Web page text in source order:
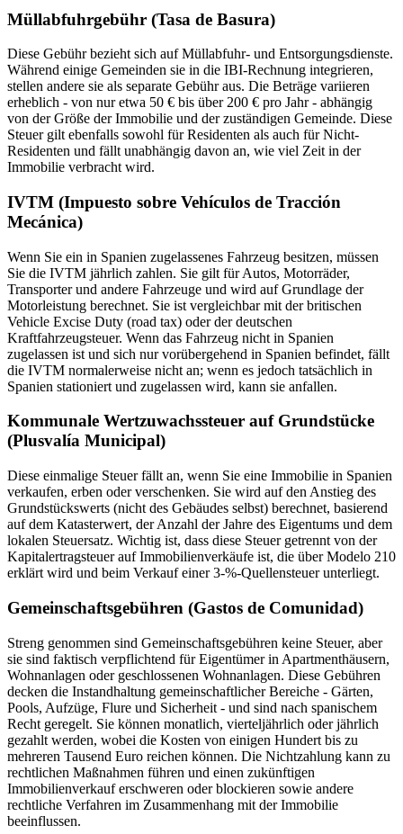
Müllabfuhrgebühr (Tasa de Basura)
Diese Gebühr bezieht sich aufMüllabfuhr- und Entsorgungsdienste.
Während einige Gemeinden sie in die IBI-Rechnung integrieren,
stellen andere sie als separate Gebühr aus. Die Beträge variieren
erheblich - von nur etwa 50 € bis über 200 € pro Jahr - abhängig
von der Größe der Immobilie und der zuständigen Gemeinde. Diese
Steuer gilt ebenfalls sowohl für Residenten als auch für Nicht-
Residenten und fällt unabhängig davon an, wie viel Zeit in der
Immobilie verbracht wird.
IVTM (Impuesto sobre Vehículos de Tracción
Mecánica)
Wenn Sie ein in Spanien zugelassenes Fahrzeug besitzen, müssen
Sie die IVTM jährlich zahlen. Sie gilt für Autos, Motorräder,
Transporter und andere Fahrzeuge und wird auf Grundlage der
Motorleistung berechnet. Sie ist vergleichbar mit der britischen
Vehicle Excise Duty (road tax) oder der deutschen
Kraftfahrzeugsteuer. Wenn das Fahrzeug nicht in Spanien
zugelassen ist und sich nur vorübergehend in Spanien befindet, fällt
die IVTM normalerweise nicht an; wenn es jedoch tatsächlich in
Spanien stationiert und zugelassen wird, kann sie anfallen.
Kommunale Wertzuwachssteuer auf Grundstücke
(Plusvalía Municipal)
Diese einmalige Steuerfällt an, wenn Sie eine Immobilie in Spanien
verkaufen, erben oder verschenken. Sie wird auf den Anstieg des
Grundstückswerts (nicht des Gebäudes selbst) berechnet, basierend
auf dem Katasterwert, der Anzahl der Jahre des Eigentums und dem
lokalen Steuersatz. Wichtig ist, dass diese Steuer getrennt von der
Kapitalertragsteuer auf Immobilienverkäufe ist, die über Modelo 210
erklärt wird und beim Verkauf einer 3-%-Quellensteuer unterliegt.
Gemeinschaftsgebühren (Gastos de Comunidad)
Streng genommen sind Gemeinschaftsgebühren keine Steuer, aber
sie sind faktisch verpflichtend für Eigentümer in Apartmenthäusern,
Wohnanlagen oder geschlossenen Wohnanlagen. Diese Gebühren
decken die Instandhaltung gemeinschaftlicher Bereiche - Gärten,
Pools, Aufzüge, Flure und Sicherheit - und sind nach spanischem
Recht geregelt. Sie können monatlich, vierteljährlich oderjährlich
gezahlt werden, wobei die Kosten von einigen Hundert bis zu
mehreren Tausend Euro reichen können. Die Nichtzahlung kann zu
rechtlichen Maßnahmen führen und einen zukünftigen
Immobilienverkauf erschweren oder blockieren sowie andere
rechtliche Verfahren im Zusammenhang mit der Immobilie
beeinflussen.